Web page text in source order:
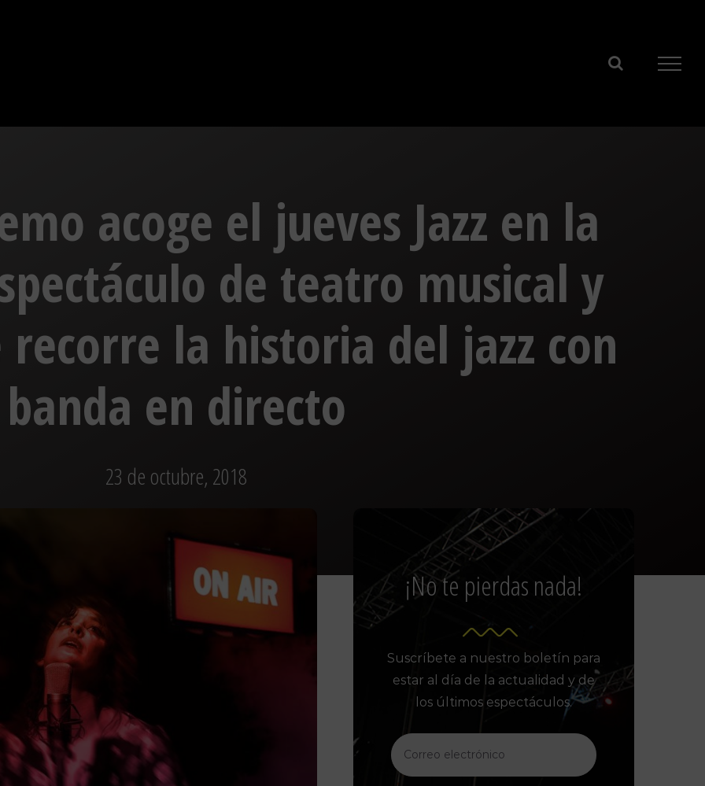
acoge el jueves Jazz en la
de teatro musical y
recorre la historia del jazz con
banda en directo
23 de octubre, 2018
¡No te pierdas nada!
Suscríbete a nuestro boletín para
estar al día de la actualidad y de
los últimos espectáculos.